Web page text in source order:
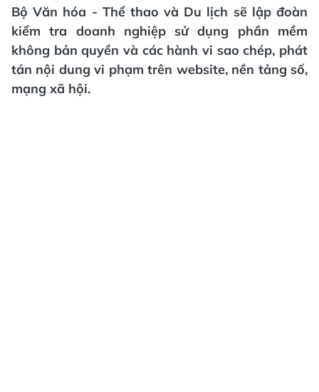
Bộ Văn hóa - Thể thao và Du lịch sẽ lập đoàn
kiểm tra doanh nghiệp sử dụng phần mềm
không bản quyền và các hành vi sao chép, phát
tán nội dung vi phạm trên website, nền tảng số,
mạng xã hội.